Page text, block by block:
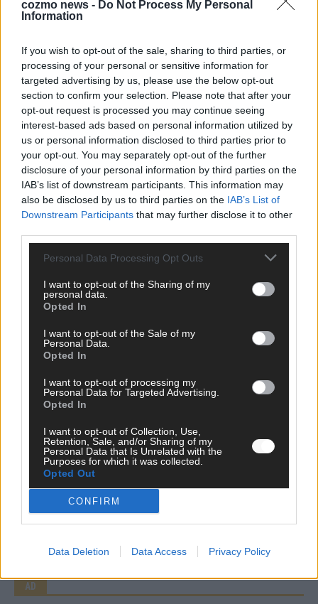
cozmo news - Do Not Process My Personal
Information
If you wish to opt-out of the sale, sharing to third parties, or
processing of your personal or sensitive information for
targeted advertising by us, please use the below opt-out
section to confirm your selection. Please note that after your
opt-out request is processed you may continue seeing
interest-based ads based on personal information utilized by
us or personal information disclosed to third parties prior to
your opt-out. You may separately opt-out of the further
disclosure of your personal information by third parties on the
IAB’s list of downstream participants. This information may
also be disclosed by us to third parties on the IAB’s List of
Downstream Participants that may further disclose it to other
Personal Data Processing Opt Outs
I want to opt-out of the Sharing of my
personal data.
Opted In
I want to opt-out of the Sale of my
Personal Data.
Opted In
I want to opt-out of processing my
Personal Data for Targeted Advertising.
Opted In
I want to opt-out of Collection, Use,
Retention, Sale, and/or Sharing of my
Personal Data that Is Unrelated with the
Purposes for which it was collected.
Opted Out
CONFIRM
Data Deletion Data Access Privacy Policy
Mai 2026
KOMMENTAR
Wer zahlt, steht im Finale – ist das beim ESC wirklich fair?
Mai 2026
EXTRA
Eurovision Song Contest 2026: Das erste Halbfinale – der
Abend in Bildern
Mai 2026
AD
WERBE BEI UNS!
CHECK UNS AUF FACEBOOK
AD